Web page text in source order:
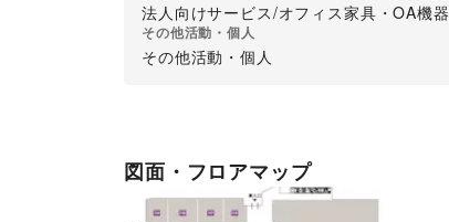
法人向けサービス/オフィス家具・OA機器
その他活動・個人
その他活動・個人
図面・フロアマップ